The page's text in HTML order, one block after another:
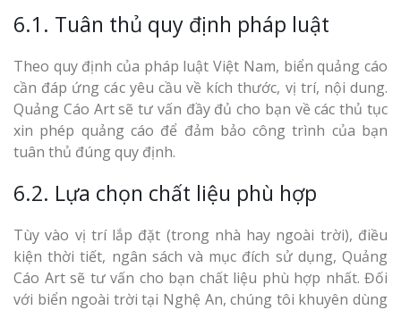
6.1. Tuân thủ quy định pháp luật
Theo quy định của pháp luật Việt Nam, biển quảng cáo
cần đáp ứng các yêu cầu về kích thước, vị trí, nội dung.
Quảng Cáo Art sẽ tư vấn đầy đủ cho bạn về các thủ tục
xin phép quảng cáo để đảm bảo công trình của bạn
tuân thủ đúng quy định.
6.2. Lựa chọn chất liệu phù hợp
Tùy vào vị trí lắp đặt (trong nhà hay ngoài trời), điều
kiện thời tiết, ngân sách và mục đích sử dụng, Quảng
Cáo Art sẽ tư vấn cho bạn chất liệu phù hợp nhất. Đối
với biển ngoài trời tại Nghệ An, chúng tôi khuyên dùng